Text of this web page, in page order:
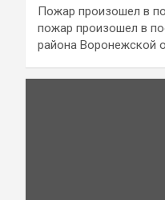
Пожар произошел в
пожар произошел в
района Воронежской